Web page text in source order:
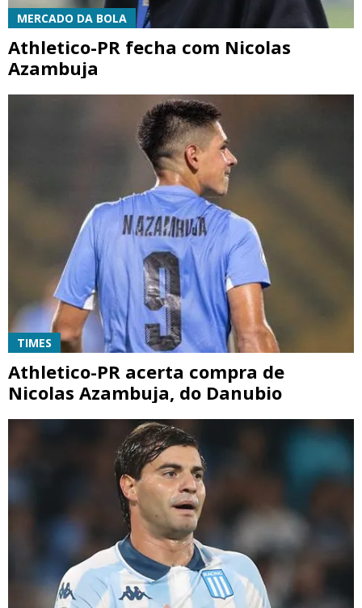
MERCADO DA BOLA
Athletico-PR fecha com Nicolas
Azambuja
TIMES
Athletico-PR acerta compra de
Nicolas Azambuja, do Danubio